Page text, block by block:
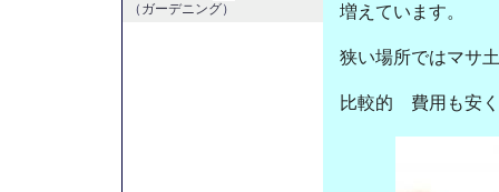
増えています。
狭い場所ではマサ
比較的 費用も安
（ ガーデニング）